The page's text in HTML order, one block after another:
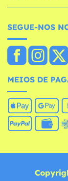
SEGUE-NOS
MEIOS DE